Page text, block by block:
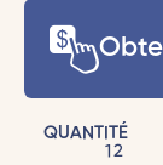
QUANTITÉ
12